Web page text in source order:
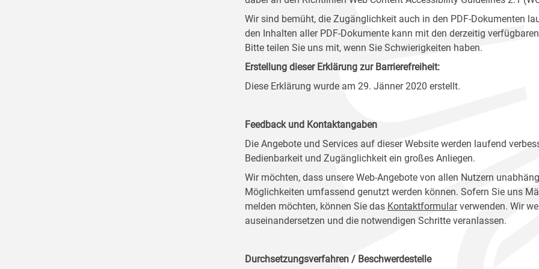
Wir sind bemüht, die Zugänglichkeit auch in den PDF-Dokumenten
den Inhalten aller PDF-Dokumente kann mit den derzeitig
Bitte teilen Sie uns mit, wenn Sie Schwierigkeiten haben.
Erstellung dieser Erklärung zur Barrierefreiheit:
Diese Erklärung wurde am 29. Jänner 2020 erstellt.
Feedback und Kontaktangaben
Die Angebote und Services auf dieser Website werden laufend
Bedienbarkeit und Zugänglichkeit ein großes Anliegen.
Wir möchten, dass unsere Web-Angebote von allen Nutzern
Möglichkeiten umfassend genutzt werden können. Sofern Sie uns
melden möchten, können Sie das Kontaktformularverwenden. Wir
auseinandersetzen und die notwendigen Schritte veranlassen.
Durchsetzungsverfahren / Beschwerdestelle